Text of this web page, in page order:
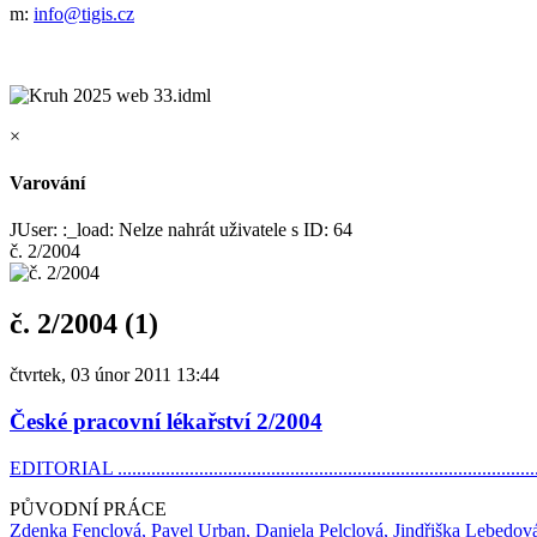
m: info@tigis.cz
×
Varování
JUser: :_load: Nelze nahrát uživatele s ID: 64
č. 2/2004
č. 2/2004 (1)
čtvrtek, 03 únor 2011 13:44
České pracovní lékařství 2/2004
EDITORIAL
PŮVODNÍ PRÁCE
Zdenka Fenclová, Pavel Urban, Daniela Pelclová, Jindřiška